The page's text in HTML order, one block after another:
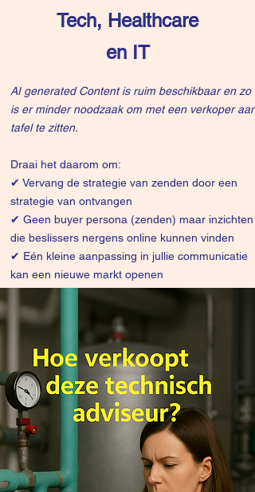
Tech, Healthcare
en IT
AI generated Content is ruim beschikbaar en zo
is er minder noodzaak om met een verkoper aan
tafel te zitten.
Draai het daarom om:
✔ Vervang de strategie van zenden door een
strategie van ontvangen
✔ Geen buyer persona (zenden) maar inzichten
die beslissers nergens online kunnen vinden
✔ Eén kleine aanpassing in jullie communicatie
kan een nieuwe markt openen